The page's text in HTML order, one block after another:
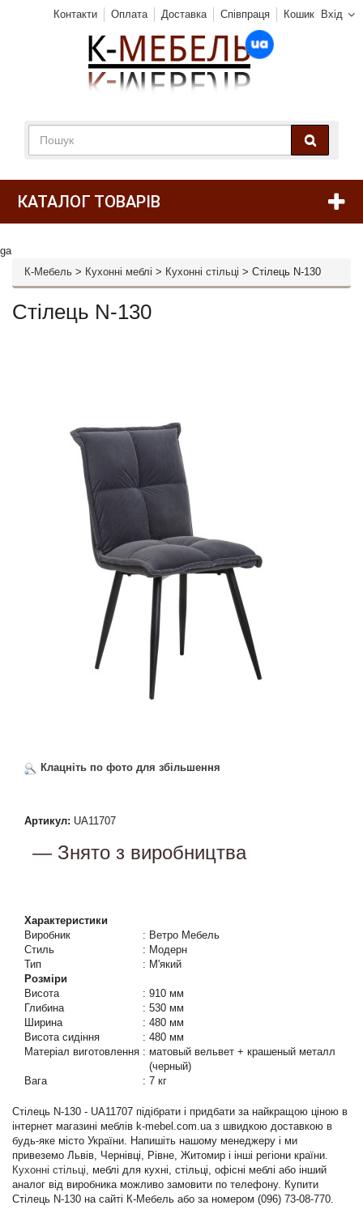
Вхід
Контакти Оплата Доставка Співпраця Кошик
КАТАЛОГ ТОВАРІВ
ga
К-Мебель > Кухонні меблі > Кухонні стільці > Стілець N-130
Стілець N-130
Клацніть по фото для збільшення
Артикул: UA11707
— Знято з виробництва
Характеристики
Виробник
: Ветро Мебель
Стиль
: Модерн
Тип
: М'який
Розміри
Висота
: 910 мм
Глибина
: 530 мм
Ширина
: 480 мм
Висота сидіння
: 480 мм
Матеріал виготовлення : матовый вельвет + крашеный металл
(черный)
Вага
: 7 кг
Стілець N-130 - UA11707 підібрати і придбати за найкращою ціною в
інтернет магазині меблів k-mebel.com.ua з швидкою доставкою в
будь-яке місто України. Напишіть нашому менеджеру і ми
привеземо Львів, Чернівці, Рівне, Житомир і інші регіони країни.
Кухонні стільці, меблі для кухні, стільці, офісні меблі або інший
аналог від виробника можливо замовити по телефону. Купити
Стілець N-130 на сайті К-Мебель або за номером (096) 73-08-770.